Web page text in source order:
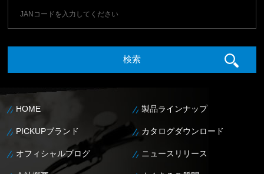
HOME 製品ラインナップ
PICKUPブランド カタログダウンロード
オフィシャルブログ ニュースリリース